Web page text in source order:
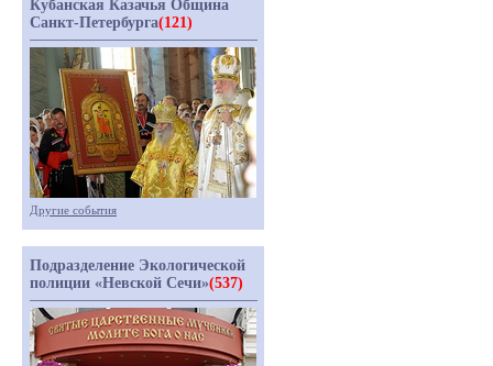
Кубанская Казачья Община
Санкт-Петербурга(121)
Другие события
Подразделение Экологической
полиции «Невской Сечи»(537)